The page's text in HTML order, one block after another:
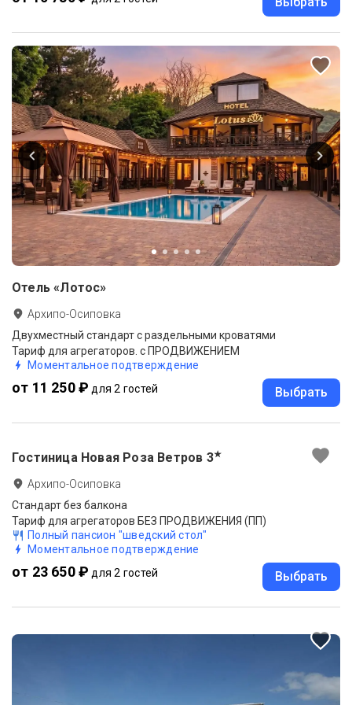
Отель «Лотос»
Архипо-Осиповка
Двухместный стандарт с раздельными кроватями
Тариф для агрегаторов. с ПРОДВИЖЕНИЕМ
Моментальное подтверждение
от 11 250 ₽ для 2 гостей Выбрать
Гостиница Новая Роза Ветров 3★
Архипо-Осиповка
Стандарт без балкона
Тариф для агрегаторов БЕЗ ПРОДВИЖЕНИЯ (ПП)
Полный пансион "шведский стол"
Моментальное подтверждение
от 23 650 ₽ для 2 гостей Выбрать